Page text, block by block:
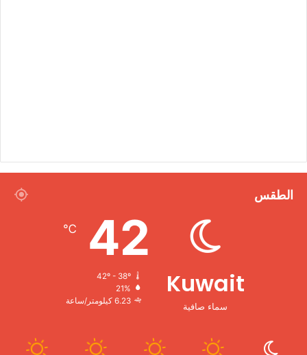
الطقس
Kuwait
سماء صافية
42
℃
42º - 38º
21%
6.23 كيلومتر/ساعة